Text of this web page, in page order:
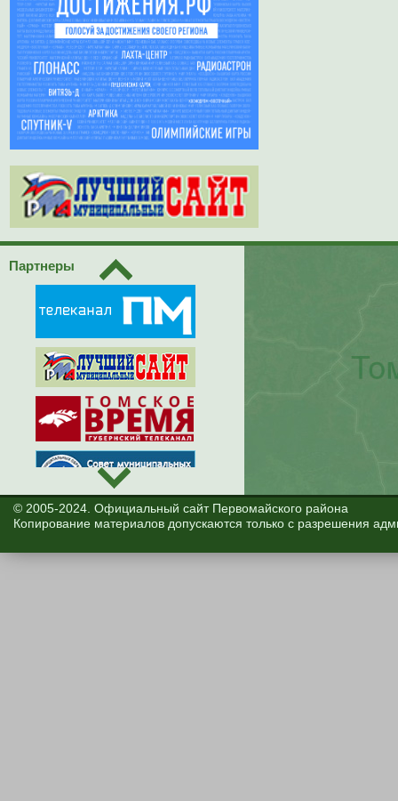
Партнеры
© 2005-2024. Официальный сайт Первомайского района
Копирование материалов допускаются только с разрешения